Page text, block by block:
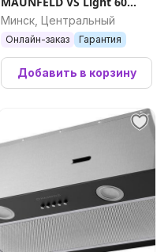
(черный)
Минск, Центральный
Онлайн-заказ Гарантия
Добавить в корзину